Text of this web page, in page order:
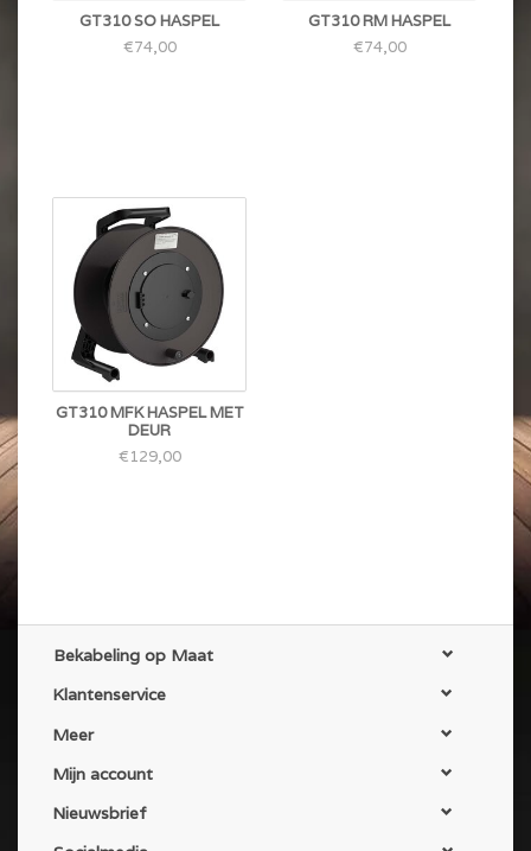
GT310 SO HASPEL
€74,00
GT310 RM HASPEL
€74,00
GT310 MFK HASPEL MET
DEUR
€129,00
Bekabeling op Maat
Klantenservice
Meer
Mijn account
Nieuwsbrief